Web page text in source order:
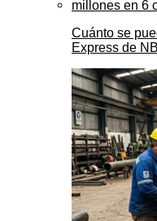
Cuánto se
Express de